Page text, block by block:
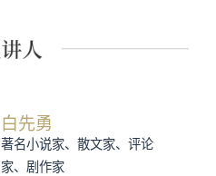
白先勇
著名小说家、散文家、评论
家、剧作家